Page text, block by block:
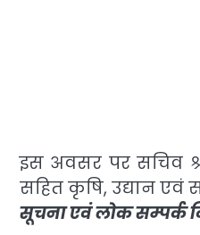
इस अवसर पर सचिव
सहित कृषि, उद्यान एवं
सूचना एवं लोक सम्पर्क